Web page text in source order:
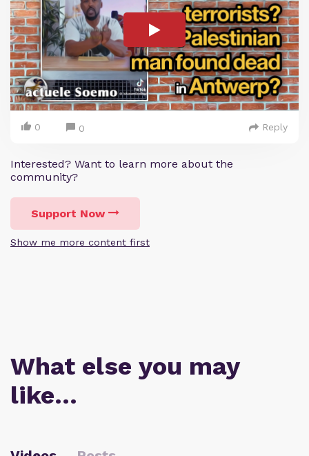
0 0 Reply
Interested? Want to learn more about the
community?
Support Now
Show me more content first
What else you may
like…